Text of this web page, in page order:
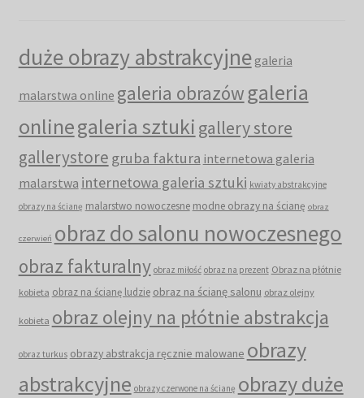
duże obrazy abstrakcyjne galeria
malarstwa online galeria obrazów galeria
onlinegaleria sztuki gallery store
gallerystore gruba faktura internetowa galeria
malarstwa internetowa galeria sztuki kwiaty abstrakcyjne
obrazy na ścianę malarstwo nowoczesne modne obrazy na ścianę obraz
czerwień obraz do salonu nowoczesnego
obraz fakturalny obraz miłość obraz na prezent Obraz na płótnie
kobieta obraz na ścianę ludzie obraz na ścianę salonu obraz olejny
kobieta obraz olejny na płótnie abstrakcja
obraz turkus obrazy abstrakcja ręcznie malowane obrazy
abstrakcyjne obrazy czerwone na ścianę obrazy duże